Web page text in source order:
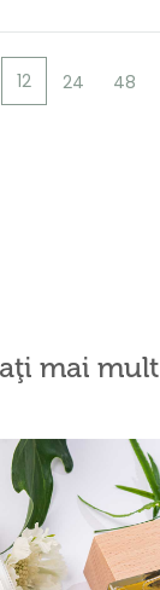
12 24 48
mai mult